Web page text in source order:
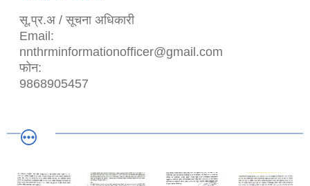
सू.प्र.अ / सूचना अधिकारी
Email:
nnthrminformationofficer@gmail.com
फोन:
9868905457